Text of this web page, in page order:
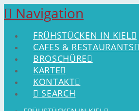
Navigation
FRÜHSTÜCKEN IN KIEL
CAFES & RESTAURANTS
BROSCHÜRE
KARTE
KONTAKT
SEARCH